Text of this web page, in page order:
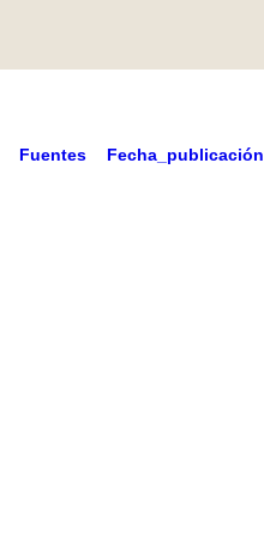
Fuentes Fecha_publicación